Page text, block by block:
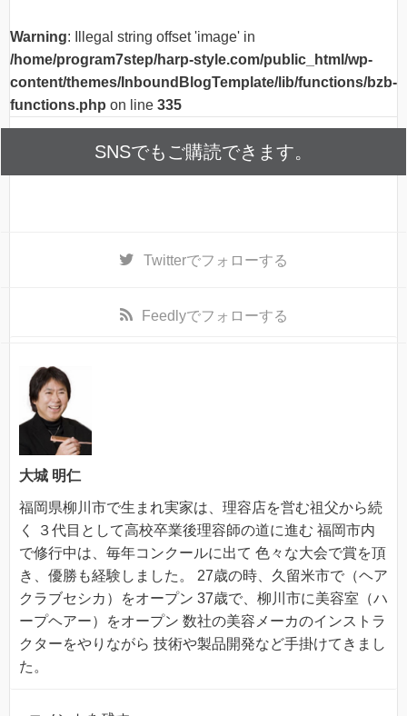
Warning: Illegal string offset 'image' in
/home/program7step/harp-style.com/public_html/wp-
content/themes/InboundBlogTemplate/lib/functions/bzb-
functions.php on line 335
SNSでもご購読できます。
Twitterでフォローする
Feedlyでフォローする
大城 明仁
福岡県柳川市で生まれ実家は、理容店を営む祖父から続
く ３代目として高校卒業後理容師の道に進む 福岡市内
で修行中は、毎年コンクールに出て 色々な大会で賞を頂
き、優勝も経験しました。 27歳の時、久留米市で（ヘア
クラブセシカ）をオープン 37歳で、柳川市に美容室（ハ
ープヘアー）をオープン 数社の美容メーカのインストラ
クターをやりながら 技術や製品開発など手掛けてきまし
た。